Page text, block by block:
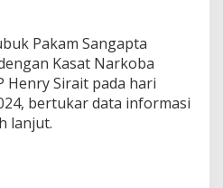
Pakam Sangapta
Kasat Narkoba
Henry Sirait pada hari
bertukar data informasi
lanjut.